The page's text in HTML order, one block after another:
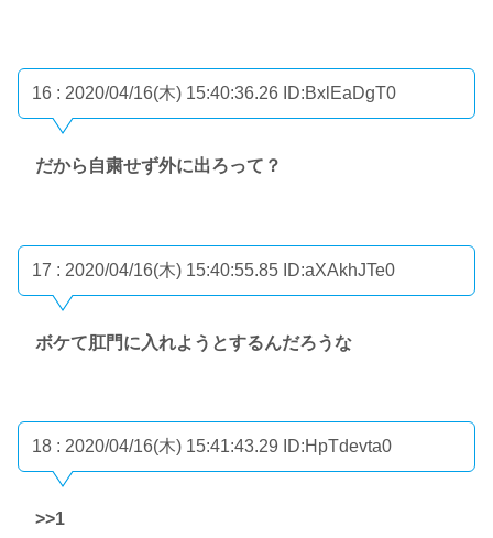
16 : 2020/04/16(木) 15:40:36.26 ID:BxlEaDgT0
だから自粛せず外に出ろって？
17 : 2020/04/16(木) 15:40:55.85 ID:aXAkhJTe0
ボケて肛門に入れようとするんだろうな
18 : 2020/04/16(木) 15:41:43.29 ID:HpTdevta0
>>1